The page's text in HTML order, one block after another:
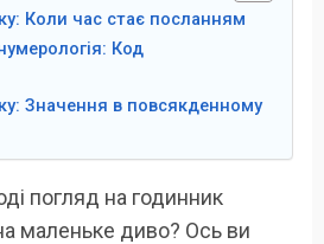
Коли час стає посланням
Код
Значення в повсякденному
погляд на годинник
маленьке диво? Ось ви